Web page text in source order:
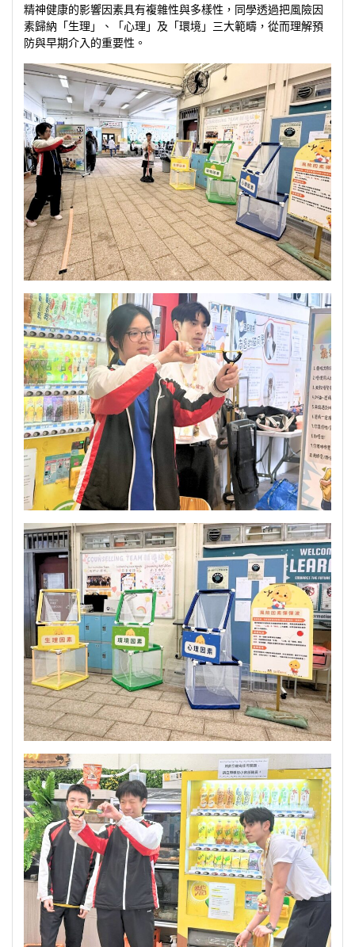
精神健康的影響因素具有複雜性與多樣性，同學透過把風險因
素歸納「生理」、「心理」及「環境」三大範疇，從而理解預
防與早期介入的重要性。